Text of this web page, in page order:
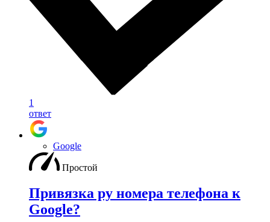
1
ответ
Google
Простой
Привязка ру номера телефона к
Google?